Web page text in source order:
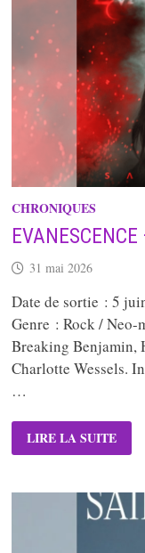
CHRONIQUES
31 mai 2026
Date de sortie : 5
Genre : Rock /
Breaking Benjamin,
Charlotte Wessels.
…
EVANESCENCE
–
SANCTUARY
LIRE LA SUITE